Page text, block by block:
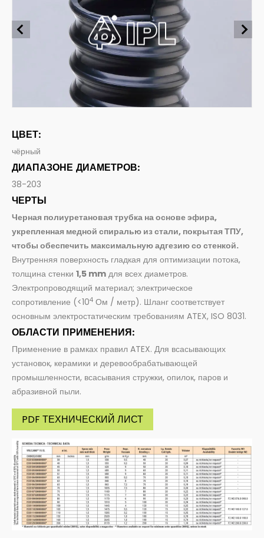
Шлюзы для пищи
Всасывание и подача пищевых продуктов и напитков
Фармацевтические шланги
Всасывание и доставка фармацевтической продукции
Системное соединение
Шланговые фитинги и аксессуары
промышленность
Пищевая
строительство
Сельское хозяйство
ЦВЕТ:
чёрный
ДИАПАЗОНЕ ДИАМЕТРОВ:
38-203
ЧЕРТЫ
Черная полиуретановая трубка на основе эфира,
укрепленная медной спиралью из стали, покрытая ТПУ,
чтобы обеспечить максимальную адгезию со стенкой.
Внутренняя поверхность гладкая для оптимизации потока,
толщина стенки 1,5 mm для всех диаметров.
Электропроводящий материал; электрическое
сопротивление (<104 Ом / метр). Шланг соответствует
основным электростатическим требованиям ATEX, ISO 8031.
ОБЛАСТИ ПРИМЕНЕНИЯ:
Применение в рамках правил ATEX. Для всасывающих
установок, керамики и деревообрабатывающей
промышленности, всасывания стружки, опилок, паров и
абразивной пыли.
PDF ТЕХНИЧЕСКИЙ ЛИСТ